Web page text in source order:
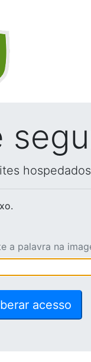
a palavra na